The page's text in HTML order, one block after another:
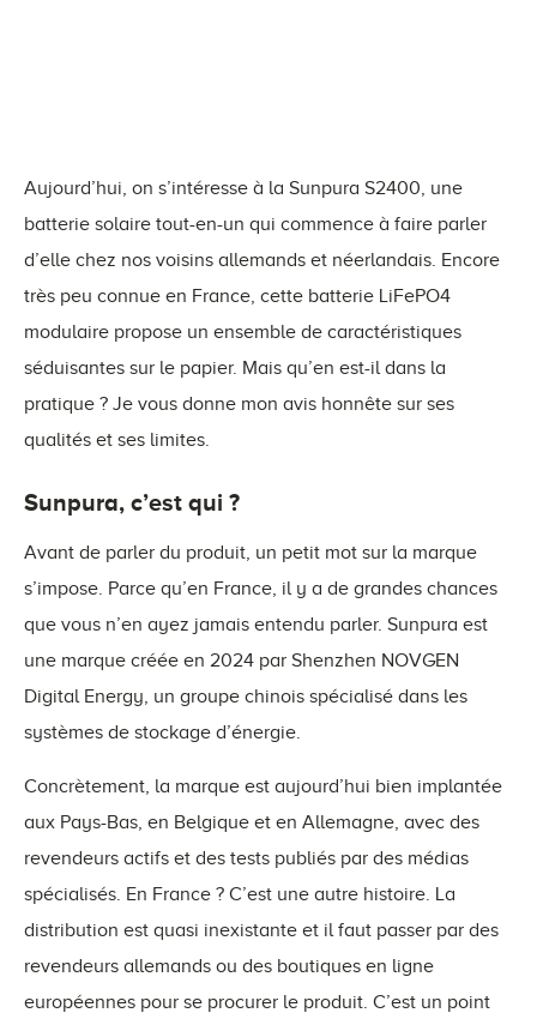
Aujourd’hui, on s’intéresse à la Sunpura S2400, une
batterie solaire tout-en-un qui commence à faire parler
d’elle chez nos voisins allemands et néerlandais. Encore
très peu connue en France, cette batterie LiFePO4
modulaire propose un ensemble de caractéristiques
séduisantes sur le papier. Mais qu’en est-il dans la
pratique ? Je vous donne mon avis honnête sur ses
qualités et ses limites.
Sunpura, c’est qui ?
Avant de parler du produit, un petit mot sur la marque
s’impose. Parce qu’en France, il y a de grandes chances
que vous n’en ayez jamais entendu parler. Sunpura est
une marque créée en 2024 par Shenzhen NOVGEN
Digital Energy, un groupe chinois spécialisé dans les
systèmes de stockage d’énergie.
Concrètement, la marque est aujourd’hui bien implantée
aux Pays-Bas, en Belgique et en Allemagne, avec des
revendeurs actifs et des tests publiés par des médias
spécialisés. En France ? C’est une autre histoire. La
distribution est quasi inexistante et il faut passer par des
revendeurs allemands ou des boutiques en ligne
européennes pour se procurer le produit. C’est un point